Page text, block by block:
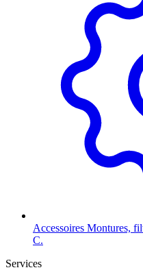
Accessoires Montures,
C.
Services